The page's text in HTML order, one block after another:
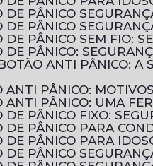
DE PÂNICO
DE PÂNICO
DE PÂNICO SEM FIO:
DE PÂNICO:
A SEGURANÇA EM AMBIENTES COMERCIAIS E
ANTI PÂNICO:
ANTI PÂNICO: UMA
DE PÂNICO FIXO:
DE PÂNICO PARA
DE PÂNICO PARA
DE PÂNICO